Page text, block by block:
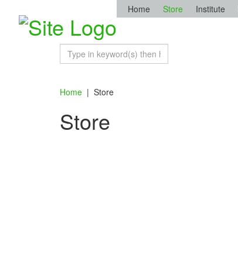
Home Store Institute
Home | Store
Store